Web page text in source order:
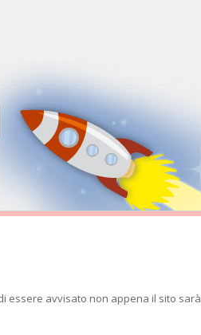
essere avvisato non appena il sito sarà